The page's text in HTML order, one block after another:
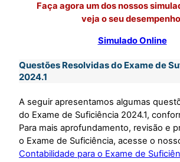
Faça agora um dos nossos
veja o seu
Simulado Online
Questões Resolvidas do Exame de
2024.1
A seguir apresentamos algumas
do Exame de Suficiência 2024.1,
Para mais aprofundamento, revisão e
o Exame de Suficiência, acesse o
Contabilidade para o Exame de